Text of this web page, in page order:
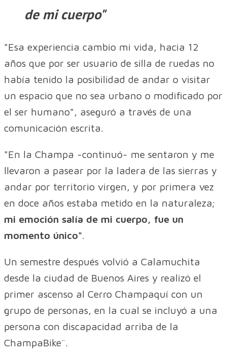
de mi cuerpo"
"Esa experiencia cambio mi vida, hacia 12
años que por ser usuario de silla de ruedas no
había tenido la posibilidad de andar o visitar
un espacio que no sea urbano o modificado por
el ser humano", aseguró a través de una
comunicación escrita.
"En la Champa -continuó- me sentaron y me
llevaron a pasear por la ladera de las sierras y
andar por territorio virgen, y por primera vez
en doce años estaba metido en la naturaleza;
mi emoción salía de mi cuerpo, fue un
momento único".
Un semestre después volvió a Calamuchita
desde la ciudad de Buenos Aires y realizó el
primer ascenso al Cerro Champaquí con un
grupo de personas, en la cual se incluyó a una
persona con discapacidad arriba de la
ChampaBike¨.